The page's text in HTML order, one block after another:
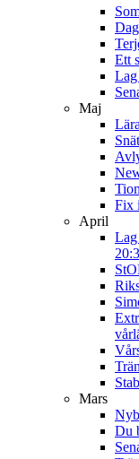
Ett
Maj
Fix
April
Lag
Mars
Du